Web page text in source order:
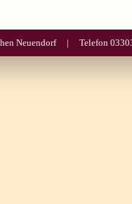
Neuendorf Telefon